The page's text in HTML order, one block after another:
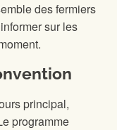
des fermiers
sur les
principal,
programme